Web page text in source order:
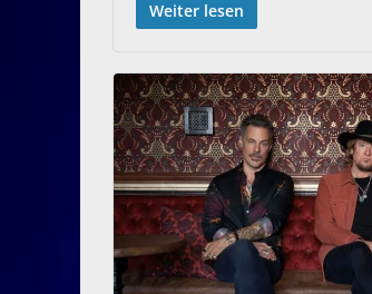
Weiter lesen